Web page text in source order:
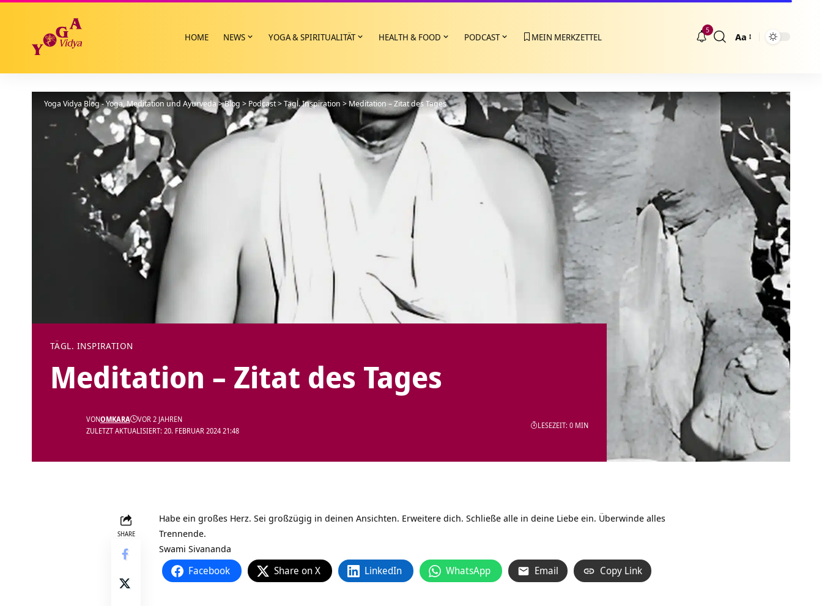
HOME NEWS YOGA & SPIRITUALITÄT HEALTH & FOOD PODCAST MEIN MERKZETTEL
5
Größenänderung
Aa
Yoga Vidya Blog - Yoga, Meditation und Ayurveda>Blog > Podcast>Tägl. Inspiration >Meditation – Zitat des Tages
TÄGL. INSPIRATION
Meditation – Zitat des Tages
ZULETZT AKTUALISIERT: 20. FEBRUAR 2024 21:48
VONOMKARA VOR 2 JAHREN
LESEZEIT: 0 MIN
SHARE
Habe ein großes Herz. Sei großzügig in deinen Ansichten. Erweitere dich. Schließe alle in deine Liebe ein. Überwinde alles
Trennende.
Swami Sivananda
Facebook Share on X LinkedIn WhatsApp Email Copy Link